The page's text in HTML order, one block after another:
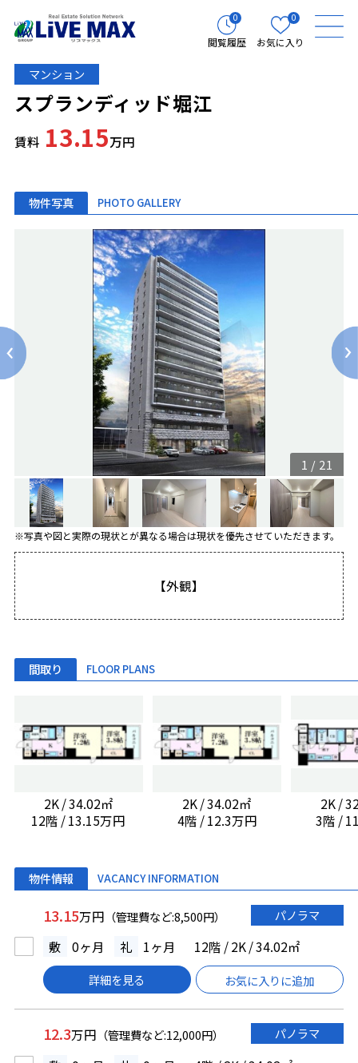
0
閲覧履歴
0
お気に入り
マンション
スプランディッド堀江
賃料 13.15万円
物件写真 PHOTO GALLERY
1 / 21
※写真や図と実際の現状とが異なる場合は現状を優先させていただきます。
【外観】
間取り FLOOR PLANS
2K / 34.02㎡
12階 / 13.15万円
2K / 34.02㎡
4階 / 12.3万円
2K /
3階 /
物件情報 VACANCY INFORMATION
13.15万円 （管理費など:8,500円） パノラマ
敷 0ヶ月 礼 1ヶ月 12階 / 2K / 34.02㎡
詳細を見る お気に入りに追加
12.3万円 （管理費など:12,000円） パノラマ